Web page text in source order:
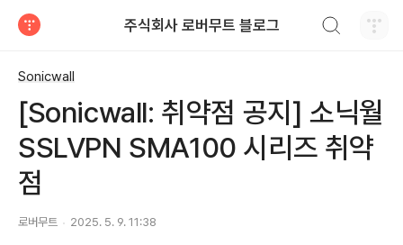
주식회사 로버무트 블로그
Sonicwall
[Sonicwall: 취약점 공지] 소닉월
SSLVPN SMA100 시리즈 취약
점
로버무트 2025. 5. 9. 11:38